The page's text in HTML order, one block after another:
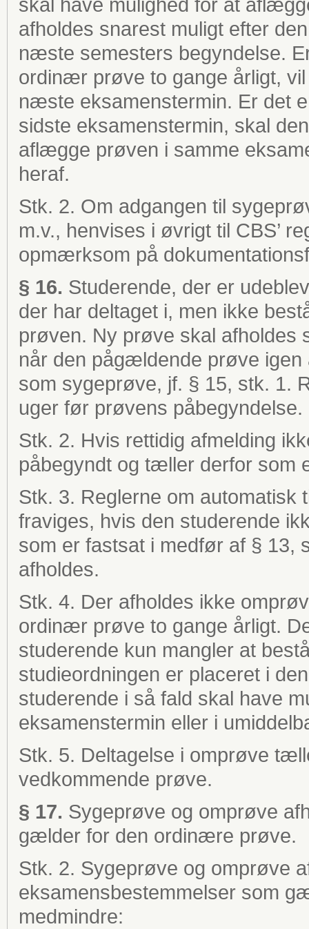
skal have mulighed for at
afholdes snarest muligt efter
næste semesters begyndelse.
ordinær prøve to gange årligt,
næste eksamenstermin. Er det
sidste eksamenstermin, skal
aflægge prøven i samme
heraf.
Stk. 2. Om adgangen til
m.v., henvises i øvrigt til CBS’
opmærksom på
§ 16. Studerende, der er
der har deltaget i, men ikke
prøven. Ny prøve skal afholdes
når den pågældende prøve
som sygeprøve, jf. § 15, stk. 1.
uger før prøvens påbegyndelse.
Stk. 2. Hvis rettidig afmelding
påbegyndt og tæller derfor som
Stk. 3. Reglerne om
fraviges, hvis den studerende
som er fastsat i medfør af § 13,
afholdes.
Stk. 4. Der afholdes ikke
ordinær prøve to gange årligt.
studerende kun mangler at
studieordningen er placeret i
studerende i så fald skal have
eksamenstermin eller i
Stk. 5. Deltagelse i omprøve
vedkommende prøve.
§ 17. Sygeprøve og omprøve
gælder for den ordinære prøve.
Stk. 2. Sygeprøve og omprøve
eksamensbestemmelser som
medmindre: